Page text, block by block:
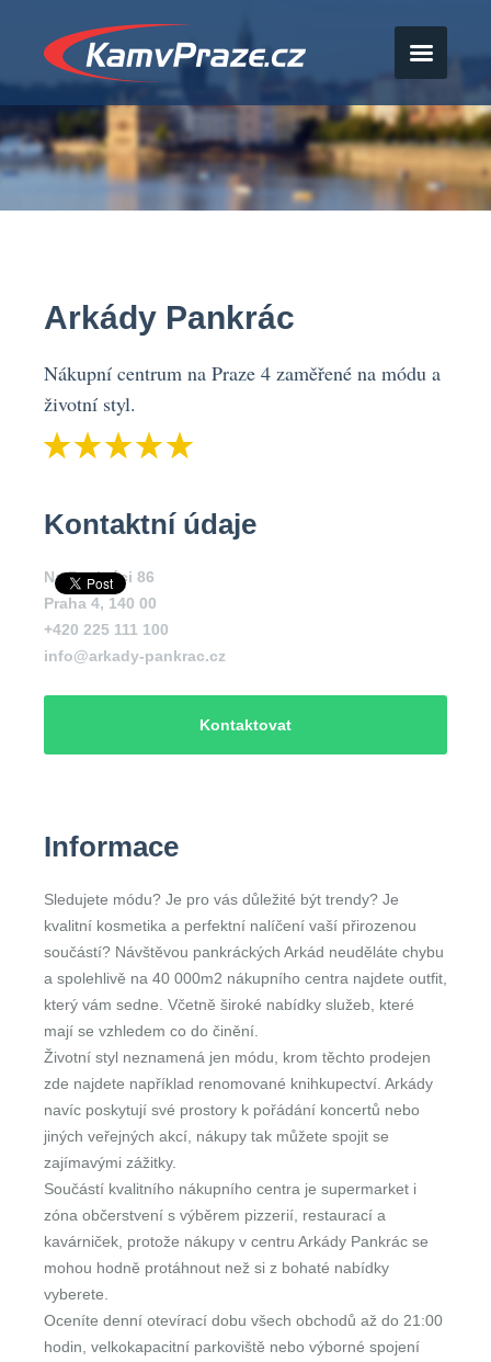
Arkády Pankrác
Nákupní centrum na Praze 4 zaměřené na módu a
životní styl.
Kontaktní údaje
Na Pankráci 86
Praha 4, 140 00
+420 225 111 100
info@arkady-pankrac.cz
Kontaktovat
Informace
Sledujete módu? Je pro vás důležité být trendy? Je
kvalitní kosmetika a perfektní nalíčení vaší přirozenou
součástí? Návštěvou pankráckých Arkád neuděláte chybu
a spolehlivě na 40 000m2 nákupního centra najdete outfit,
který vám sedne. Včetně široké nabídky služeb, které
mají se vzhledem co do činění.
Životní styl neznamená jen módu, krom těchto prodejen
zde najdete například renomované knihkupectví. Arkády
navíc poskytují své prostory k pořádání koncertů nebo
jiných veřejných akcí, nákupy tak můžete spojit se
zajímavými zážitky.
Součástí kvalitního nákupního centra je supermarket i
zóna občerstvení s výběrem pizzerií, restaurací a
kavárniček, protože nákupy v centru Arkády Pankrác se
mohou hodně protáhnout než si z bohaté nabídky
vyberete.
Oceníte denní otevírací dobu všech obchodů až do 21:00
hodin, velkokapacitní parkoviště nebo výborné spojení